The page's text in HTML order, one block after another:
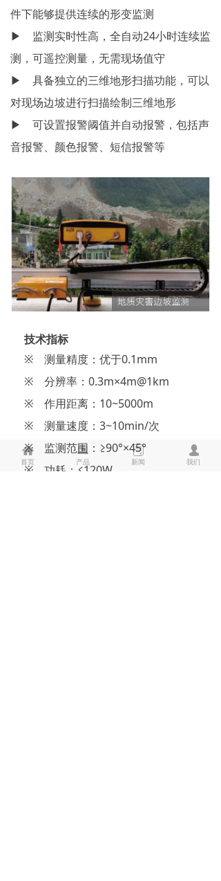
件下能够提供连续的形变监测
▶ 监测实时性高，全自动24小时连续监
测，可遥控测量，无需现场值守
▶ 具备独立的三维地形扫描功能，可以
对现场边坡进行扫描绘制三维地形
▶ 可设置报警阈值并自动报警，包括声
音报警、颜色报警、短信报警等
技术指标
※ 测量精度：优于0.1mm
※ 分辨率：0.3m×4m@1km
※ 作用距离：10~5000m
※ 测量速度：3~10min/次
※ 监测范围：≥90°×45°
※ 功耗：≤120W
낀
首页
뀵
产品
ꂓ
新闻
넙
我们